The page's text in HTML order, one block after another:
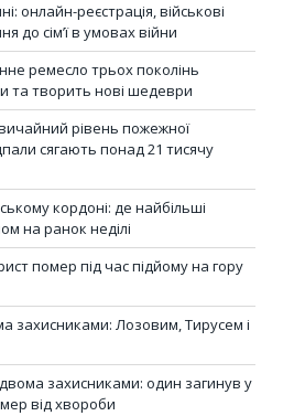
онлайн-реєстрація, військові
до сім’ї в умовах війни
ремесло трьох поколінь
та творить нові шедеври
рівень пожежної
сягають понад 21 тисячу
кордоні: де найбільші
на ранок неділі
помер під час підйому на гору
захисниками: Лозовим, Тирусем і
захисниками: один загинув у
від хвороби